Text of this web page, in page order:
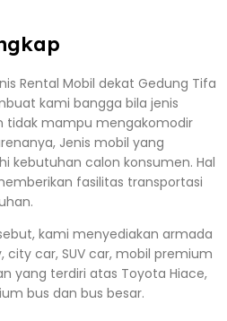
Rental Mobil dekat Gedung Tifa
kami bangga bila jenis
tidak mampu mengakomodir
Jenis mobil yang
kebutuhan calon konsumen. Hal
fasilitas transportasi
kami menyediakan armada
car, SUV car, mobil premium
yang terdiri atas Toyota Hiace,
bus dan bus besar.